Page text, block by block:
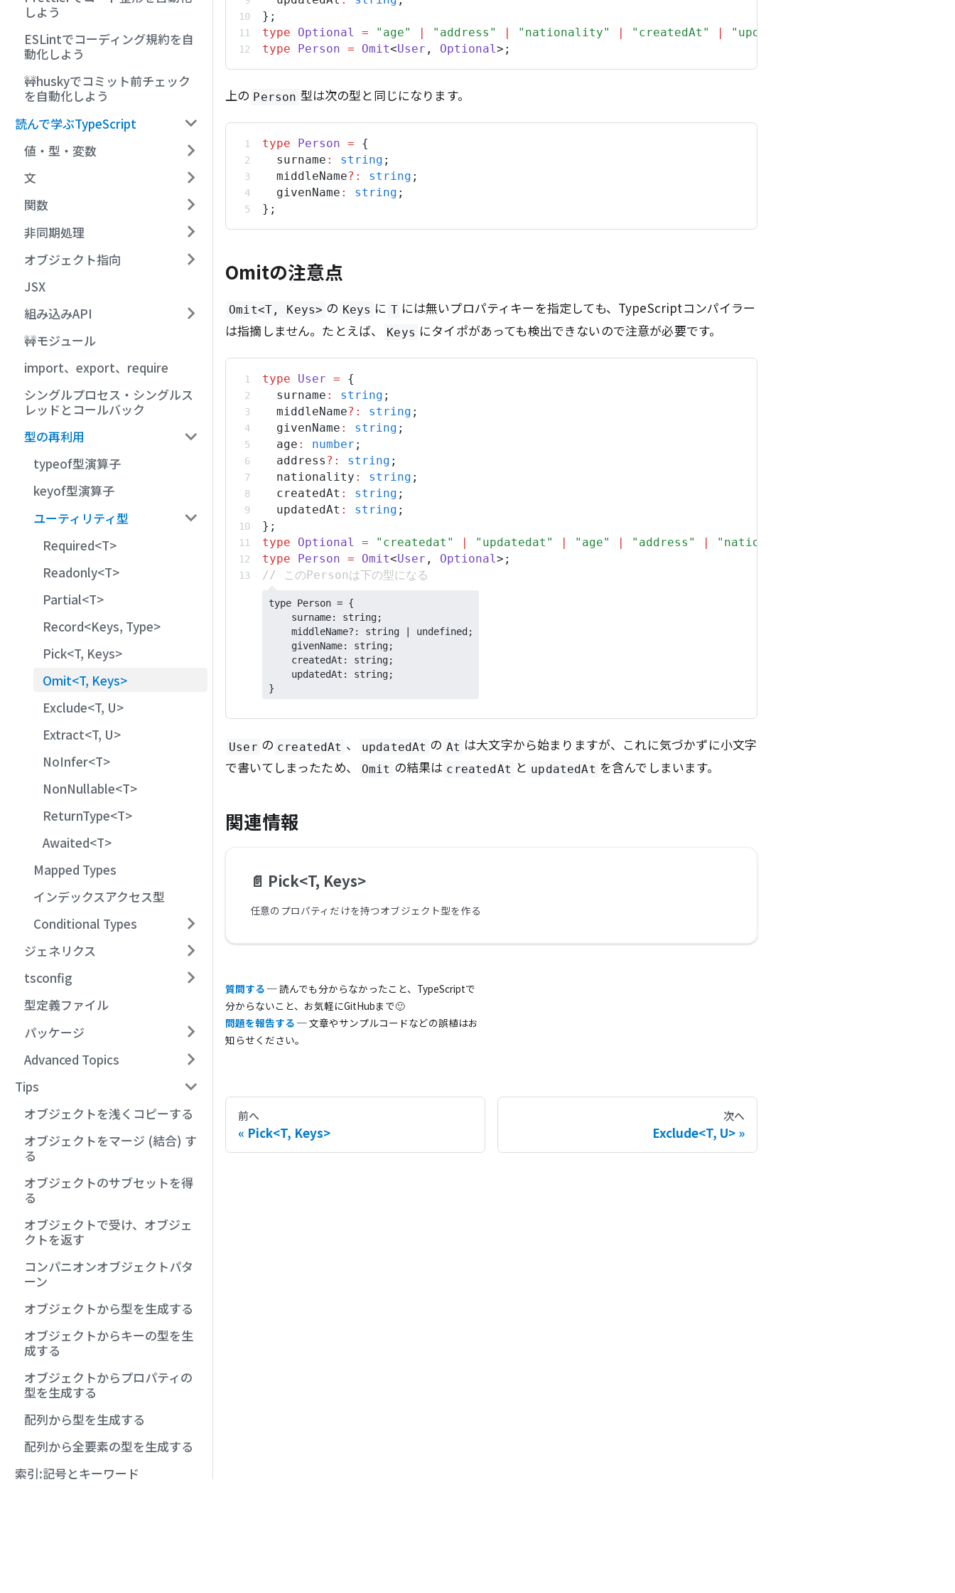
しよう
ESLintでコーディング規約を自
動化しよう
🚧huskyでコミット前チェック
を自動化しよう
読んで学ぶTypeScript
値・型・変数
文
関数
非同期処理
オブジェクト指向
JSX
組み込みAPI
🚧モジュール
import、export、require
シングルプロセス・シングルス
レッドとコールバック
型の再利用
typeof型演算子
keyof型演算子
ユーティリティ型
Required<T>
Readonly<T>
Partial<T>
Record<Keys, Type>
Pick<T, Keys>
Omit<T, Keys>
Exclude<T, U>
Extract<T, U>
NoInfer<T>
NonNullable<T>
ReturnType<T>
Awaited<T>
Mapped Types
インデックスアクセス型
Conditional Types
ジェネリクス
tsconfig
型定義ファイル
パッケージ
Advanced Topics
Tips
オブジェクトを浅くコピーする
オブジェクトをマージ (結合) す
る
オブジェクトのサブセットを得
る
オブジェクトで受け、オブジェ
クトを返す
コンパニオンオブジェクトパタ
ーン
オブジェクトから型を生成する
オブジェクトからキーの型を生
成する
オブジェクトからプロパティの
型を生成する
配列から型を生成する
配列から全要素の型を生成する
索引:記号とキーワード
};
type
Optional = "age" | "address" | "nationality" | "createdAt" | "updatedAt"
type
Person = Omit<User , Optional>;
上の Person 型は次の型と同じになります。
type Person = {
surname : string ;
middleName?: string ;
givenName : string ;
};
Omitの注意点
Omit<T, Keys> の Keys に T には無いプロパティキーを指定しても、TypeScriptコンパイラー
は指摘しません。たとえば、
Keys にタイポがあっても検出できないので注意が必要です。
type User = {
surname : string ;
middleName?: string ;
givenName : string ;
age : number ;
address ?: string ;
nationality : string ;
createdAt : string ;
updatedAt : string ;
};
type
Optional = "createdat" | "updatedat" | "age" | "address" | "nationality"
type
Person = Omit<User , Optional>;
// このPersonは下の型になる
type Person = {
    surname: string;
    middleName?: string | undefined;
    givenName: string;
    createdAt: string;
    updatedAt: string;
}
User の createdAt 、 updatedAt の At は大文字から始まりますが、これに気づかずに小文字
で書いてしまったため、
Omit の結果は createdAt と updatedAt を含んでしまいます。
関連情報
📄️ Pick<T, Keys>
任意のプロパティだけを持つオブジェクト型を作る
質問する ─ 読んでも分からなかったこと、TypeScriptで
分からないこと、お気軽にGitHubまで🙂
問題を報告する ─ 文章やサンプルコードなどの誤植はお
知らせください。
前へ
Pick<T, Keys>
次へ
Exclude<T, U>